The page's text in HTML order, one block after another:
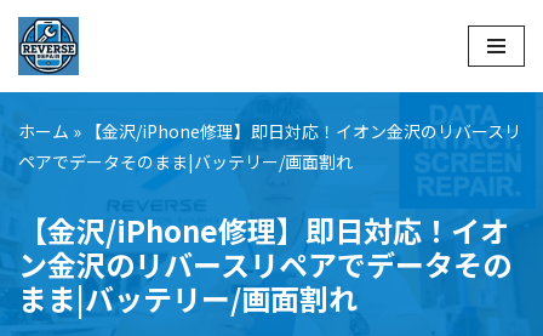
コ
ン
テ
ン
キ
ッ
ホーム » 【金沢/iPhone修理】即日対応！イオン金沢のリバースリ
ペアでデータそのまま|バッテリー/画面割れ
【金沢/iPhone修理】即日対応！イオ
ン金沢のリバースリペアでデータその
まま|バッテリー/画面割れ